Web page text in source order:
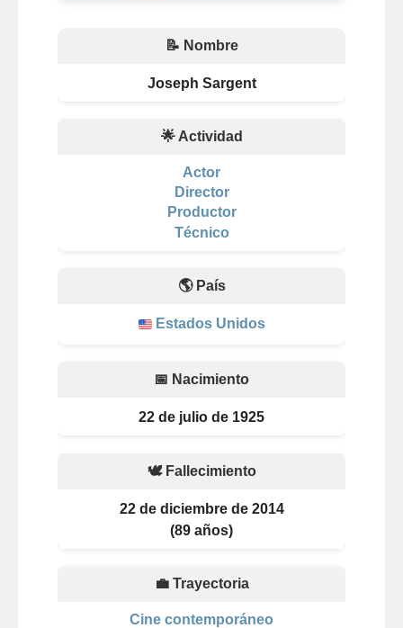
📝 Nombre
Joseph Sargent
🌟 Actividad
Actor
Director
Productor
Técnico
🌎 País
Estados Unidos
📅 Nacimiento
22 de julio de 1925
🕊️ Fallecimiento
22 de diciembre de 2014
(89 años)
💼 Trayectoria
Cine contemporáneo